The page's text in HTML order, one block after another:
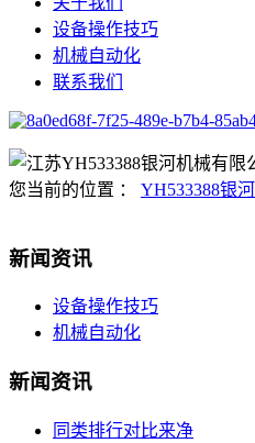
设备操作技巧
机械自动化
联系我们
您当前的位置 ： YH533388银河
新闻资讯
设备操作技巧
机械自动化
新闻资讯
同类排行对比来净